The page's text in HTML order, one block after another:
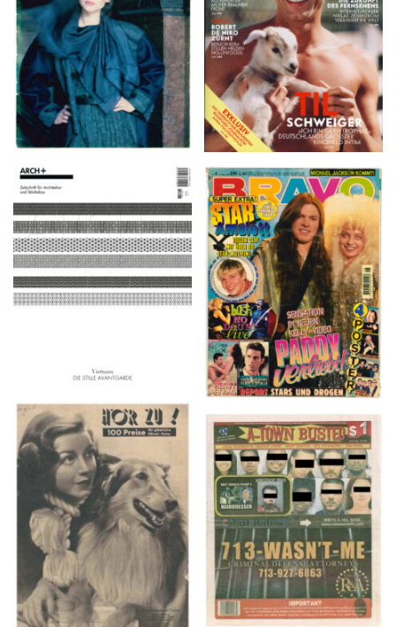
ARCH+ Nr. 226, Herbst
2016
BRAVO – Nr. 8, 13. Febr.
1997
HÖR ZU! – 1949,
NUMMER 10, Woche
vom 27. Februar bis 05.
März
A-TOWN BUSTED –
8/15/16–9/1/16